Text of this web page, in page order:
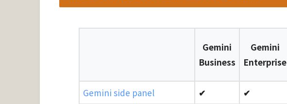
Gemini
Business
Gemini
Enterprise
Gemini side panel
✔ ✔